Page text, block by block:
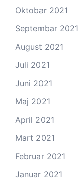
Oktobar 2021
Septembar 2021
August 2021
Juli 2021
Juni 2021
Maj 2021
April 2021
Mart 2021
Februar 2021
Januar 2021